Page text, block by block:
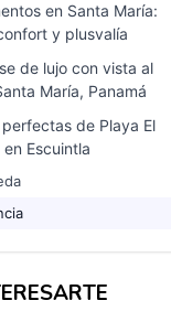
en Santa María:
y plusvalía
de lujo con vista al
María, Panamá
perfectas de Playa El
Escuintla